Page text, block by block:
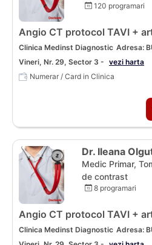
120 programari
Angio CT protocol TAVI +
Clinica Medinst Diagnostic Adresa:
Vineri, Nr. 29, Sector 3 - vezi harta
Numerar / Card in Clinica
Dr. Ileana
Medic Primar,
de contrast
8 programari
Angio CT protocol TAVI +
Clinica Medinst Diagnostic Adresa: